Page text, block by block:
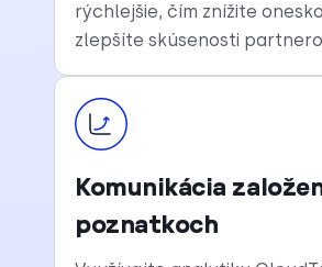
rýchlejšie, čím znížite
zlepšíte skúsenosti
Komunikácia
poznatkoch